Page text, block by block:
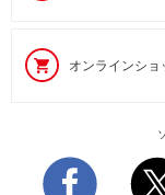
オンラインショ